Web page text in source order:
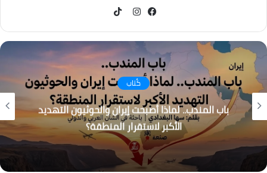
كُتاب
باب المندب.. لماذا أصبحت إيران والحوثيون التهديد
الأكبر لاستقرار المنطقة؟